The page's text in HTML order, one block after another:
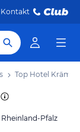
Kontakt
Top Hotel Krämer
Pfalz